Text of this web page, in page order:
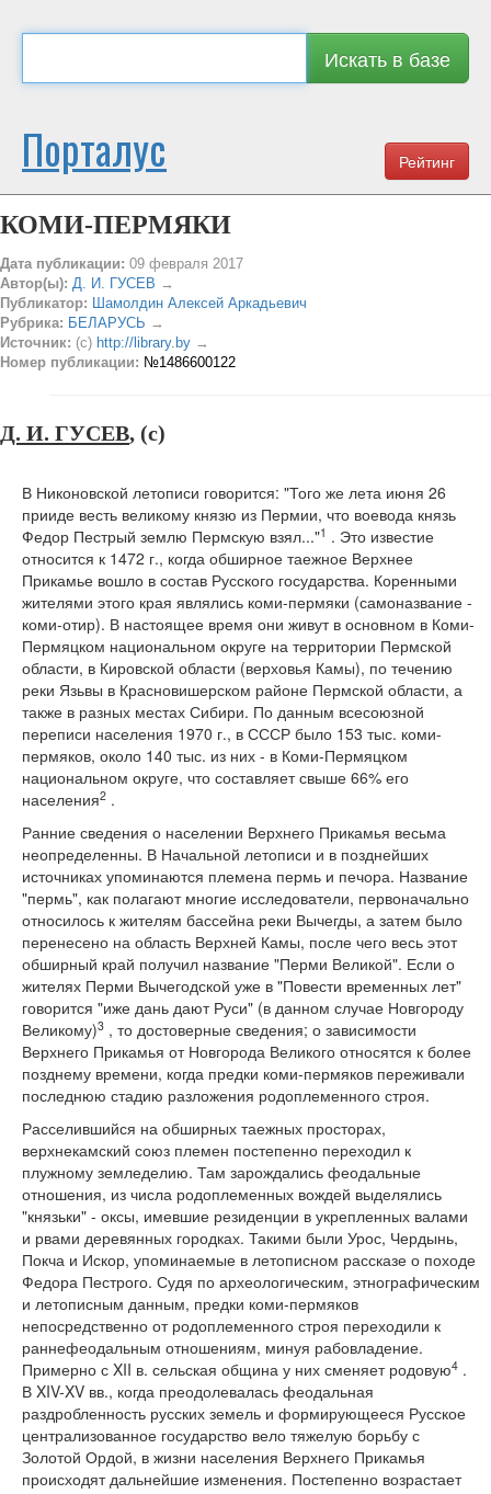
Искать в базе
Рейтинг
Порталус
КОМИ-ПЕРМЯКИ
Дата публикации: 09 февраля 2017
Автор(ы): Д. И. ГУСЕВ →
Публикатор: Шамолдин Алексей Аркадьевич
Рубрика: БЕЛАРУСЬ →
Источник: (c) http://library.by →
Номер публикации: №1486600122
Д. И. ГУСЕВ, (c)
В Никоновской летописи говорится: "Того же лета июня 26
прииде весть великому князю из Пермии, что воевода князь
Федор Пестрый землю Пермскую взял..."1 . Это известие
относится к 1472 г., когда обширное таежное Верхнее
Прикамье вошло в состав Русского государства. Коренными
жителями этого края являлись коми-пермяки (самоназвание -
коми-отир). В настоящее время они живут в основном в Коми-
Пермяцком национальном округе на территории Пермской
области, в Кировской области (верховья Камы), по течению
реки Язьвы в Красновишерском районе Пермской области, а
также в разных местах Сибири. По данным всесоюзной
переписи населения 1970 г., в СССР было 153 тыс. коми-
пермяков, около 140 тыс. из них - в Коми-Пермяцком
национальном округе, что составляет свыше 66% его
населения2 .
Ранние сведения о населении Верхнего Прикамья весьма
неопределенны. В Начальной летописи и в позднейших
источниках упоминаются племена пермь и печора. Название
"пермь", как полагают многие исследователи, первоначально
относилось к жителям бассейна реки Вычегды, а затем было
перенесено на область Верхней Камы, после чего весь этот
обширный край получил название "Перми Великой". Если о
жителях Перми Вычегодской уже в "Повести временных лет"
говорится "иже дань дают Руси" (в данном случае Новгороду
Великому)3 , то достоверные сведения; о зависимости
Верхнего Прикамья от Новгорода Великого относятся к более
позднему времени, когда предки коми-пермяков переживали
последнюю стадию разложения родоплеменного строя.
Расселившийся на обширных таежных просторах,
верхнекамский союз племен постепенно переходил к
плужному земледелию. Там зарождались феодальные
отношения, из числа родоплеменных вождей выделялись
"князьки" - оксы, имевшие резиденции в укрепленных валами
и рвами деревянных городках. Такими были Урос, Чердынь,
Покча и Искор, упоминаемые в летописном рассказе о походе
Федора Пестрого. Судя по археологическим, этнографическим
и летописным данным, предки коми-пермяков
непосредственно от родоплеменного строя переходили к
раннефеодальным отношениям, минуя рабовладение.
Примерно с XII в. сельская община у них сменяет родовую4 .
В XIV-XV вв., когда преодолевалась феодальная
раздробленность русских земель и формирующееся Русское
централизованное государство вело тяжелую борьбу с
Золотой Ордой, в жизни населения Верхнего Прикамья
происходят дальнейшие изменения. Постепенно возрастает